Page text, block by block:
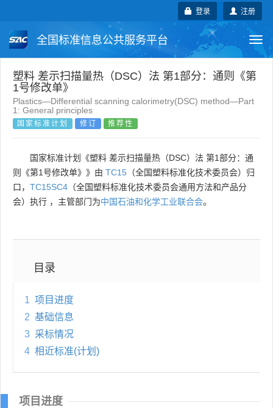
注册
登录
全国标准信息公共服务平台
国家标准 行业标准 地方标准
团体标准 企业标准 国际标准
塑料 差示扫描量热（DSC）法 第1部分：通则《第
1号修改单》
Plastics—Differential scanning calorimetry(DSC) method—Part
1: General principles
国家标准计划 修订 推荐性
国家标准计划《塑料 差示扫描量热（DSC）法 第1部分：通
则《第1号修改单》》由 TC15 （全国塑料标准化技术委员会）归
口， TC15SC4 （全国塑料标准化技术委员会通用方法和产品分
会）执行 ，主管部门为中国石油和化学工业联合会。
目录
1 项目进度
2 基础信息
3 采标情况
4 相近标准(计划)
项目进度